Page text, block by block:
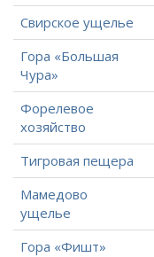
Свирское ущелье
Гора «Большая
Чура»
Форелевое
хозяйство
Тигровая пещера
Мамедово
ущелье
Гора «Фишт»